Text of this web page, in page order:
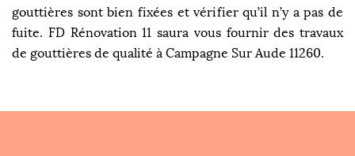
gouttières sont bien fixées et vérifier qu’il n’y a pas de
fuite. FD Rénovation 11 saura vous fournir des travaux
de gouttières de qualité à Campagne Sur Aude 11260.